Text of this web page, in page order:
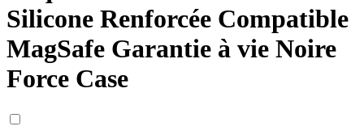
Silicone Renforcée Compatible
MagSafe Garantie à vie Noire
Force Case